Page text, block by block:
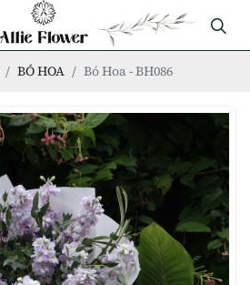
BÓ HOA Bó Hoa - BH086